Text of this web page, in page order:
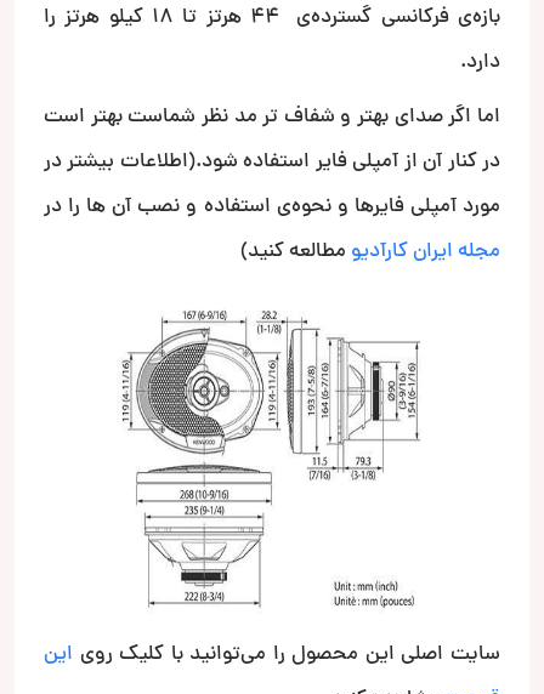
بازه‌ی فرکانسی گسترده‌ی 44 هرتز تا 18 کیلو هرتز را
دارد.
اما اگر صدای بهتر و شفاف تر مد نظر شماست بهتر است
در کنار آن از آمپلی فایر استفاده شود.(اطلاعات بیشتر در
مورد آمپلی فایرها و نحوه‌ی استفاده و نصب آن ها را در
مجله ایران کارآدیو مطالعه کنید)
سایت اصلی این محصول را می‌توانید با کلیک روی این